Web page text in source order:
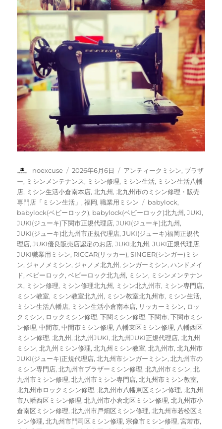
投
稿
者
noexcuse
投
稿
日:
2026年6月6日
カ
テ
ゴ
リ
ー
アンティークミシン, ブラザ
ー, ミシンメンテナンス, ミシン修理, ミシン生活, ミシン生活八幡
店, ミシン生活小倉南本店,北九州,北九州市のミシン修理・販売
専門店「ミシン生活」 ,福岡,職業用ミシン
タ
グ
babylock,
babylock(ベビーロック), babylock(ベビーロック)北九州,JUKI,
JUKI(ジューキ)下関市正規代理店,JUKI(ジューキ)北九州,
JUKI(ジューキ)北九州市正規代理店,JUKI(ジューキ)福岡正規代
理店,JUKI優良販売店認定のお店,JUKI北九州,JUKI正規代理店,
JUKI職業用ミシン, RICCAR(リッカー),SINGER(シンガー)ミシ
ン, ジャノメミシン, ジャノメ北九州, シンガーミシン,ハンドメイ
ド,ベビーロック,ベビーロック北九州, ミシン, ミシンメンテナン
ス, ミシン修理, ミシン修理北九州, ミシン北九州市, ミシン専門店,
ミシン教室, ミシン教室北九州, ミシン教室北九州市, ミシン生活,
ミシン生活八幡店, ミシン生活小倉南本店, リッカーミシン, ロッ
クミシン, ロックミシン修理,下関ミシン修理,下関市,下関市ミシ
ン修理,中間市,中間市ミシン修理, 八幡東区ミシン修理, 八幡西区
ミシン修理,北九州,北九州JUKI,北九州JUKI正規代理店,北九州
ミシン,北九州ミシン修理,北九州ミシン教室,北九州市,北九州市
JUKI(ジューキ)正規代理店,北九州市シンガーミシン,北九州市の
ミシン専門店,北九州市ブラザーミシン修理,北九州市ミシン,北
九州市ミシン修理,北九州市ミシン専門店,北九州市ミシン教室,
北九州市ロックミシン修理,北九州市八幡東区ミシン修理,北九州
市八幡西区ミシン修理,北九州市小倉北区ミシン修理,北九州市小
倉南区ミシン修理,北九州市戸畑区ミシン修理,北九州市若松区ミ
シン修理,北九州市門司区ミシン修理, 宗像市ミシン修理,宮若市,